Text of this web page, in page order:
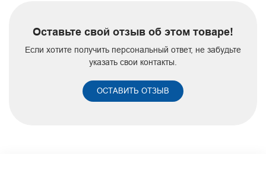
Оставьте свой отзыв об этом товаре!
Если хотите получить персональный ответ, не забудьте
указать свои контакты.
ОСТАВИТЬ ОТЗЫВ